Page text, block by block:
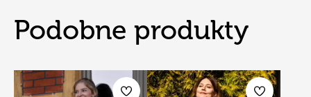
Podobne produkty